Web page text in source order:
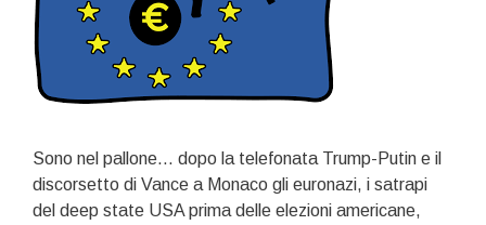
Sono nel pallone… dopo la telefonata Trump-Putin e il
discorsetto di Vance a Monaco gli euronazi, i satrapi
del deep state USA prima delle elezioni americane,